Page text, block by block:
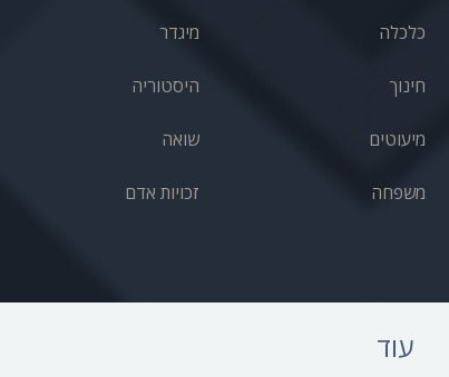
כלכלה
חינוך
מיעוטים
משפחה
מיגדר
היסטוריה
שואה
זכויות אדם
עוד